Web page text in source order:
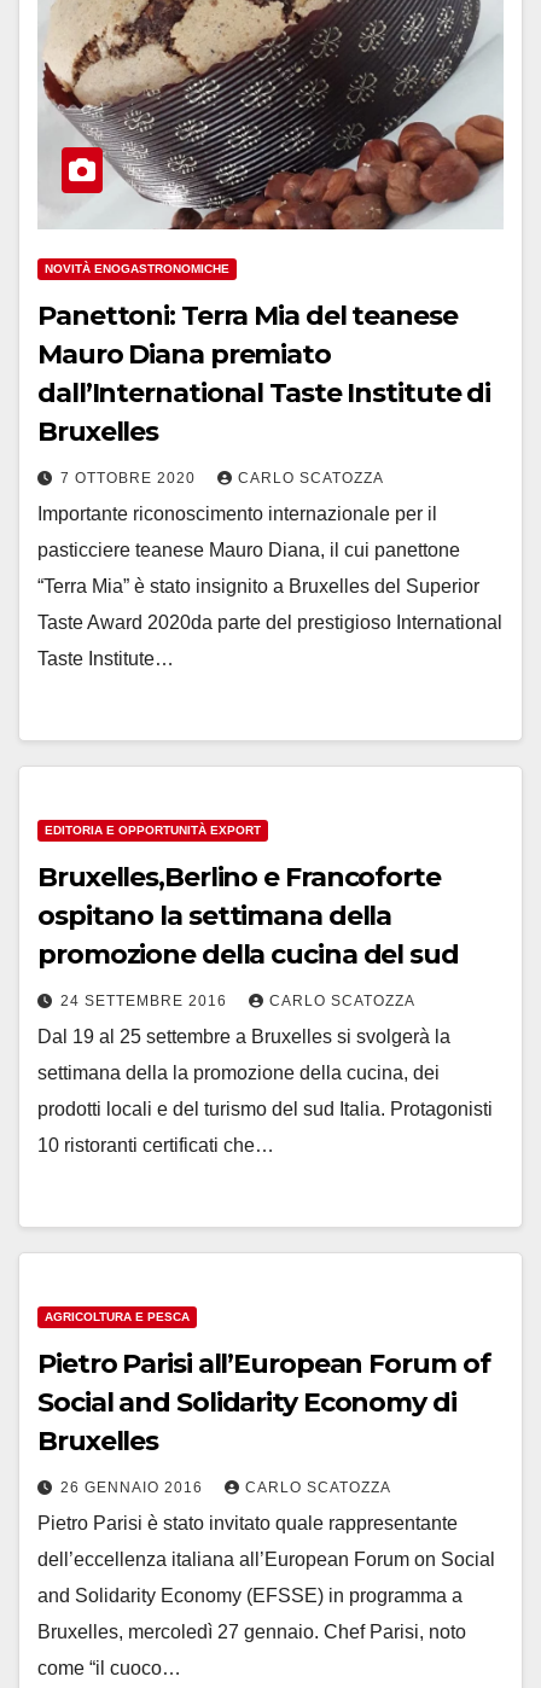
NOVITÀ ENOGASTRONOMICHE
Panettoni: Terra Mia del teanese
Mauro Diana premiato
dall’International Taste Institute di
Bruxelles
7 OTTOBRE 2020 CARLO SCATOZZA
Importante riconoscimento internazionale per il
pasticciere teanese Mauro Diana, il cui panettone
“Terra Mia” è stato insignito a Bruxelles del Superior
Taste Award 2020da parte del prestigioso International
Taste Institute…
EDITORIA E OPPORTUNITÀ EXPORT
Bruxelles,Berlino e Francoforte
ospitano la settimana della
promozione della cucina del sud
24 SETTEMBRE 2016 CARLO SCATOZZA
Dal 19 al 25 settembre a Bruxelles si svolgerà la
settimana della la promozione della cucina, dei
prodotti locali e del turismo del sud Italia. Protagonisti
10 ristoranti certificati che…
AGRICOLTURA E PESCA
Pietro Parisi all’European Forum of
Social and Solidarity Economy di
Bruxelles
26 GENNAIO 2016 CARLO SCATOZZA
Pietro Parisi è stato invitato quale rappresentante
dell’eccellenza italiana all’European Forum on Social
and Solidarity Economy (EFSSE) in programma a
Bruxelles, mercoledì 27 gennaio. Chef Parisi, noto
come “il cuoco…